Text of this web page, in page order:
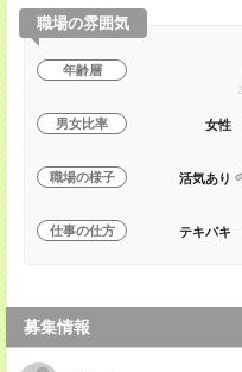
職場の雰囲気
年齢層
男女比率 女性
職場の様子 活気あり
仕事の仕方 テキパキ
募集情報